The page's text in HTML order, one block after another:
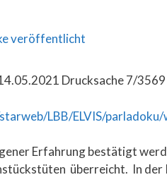
Drucksache 7/3569
LBB/ELVIS/
Erfahrung bestätigt
überreicht. In der